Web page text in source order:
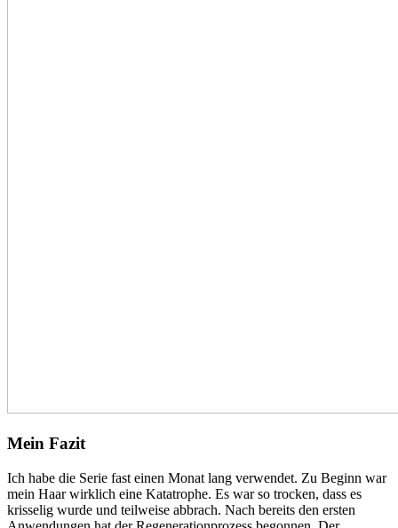
Mein Fazit
Ich habe die Serie fast einen Monat lang verwendet. Zu Beginn war
mein Haar wirklich eine Katatrophe. Es war so trocken, dass es
krisselig wurde und teilweise abbrach. Nach bereits den ersten